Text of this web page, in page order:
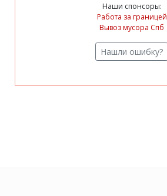
Наши спонсоры:
Работа за границей
Вывоз мусора Спб
Нашли ошибку?